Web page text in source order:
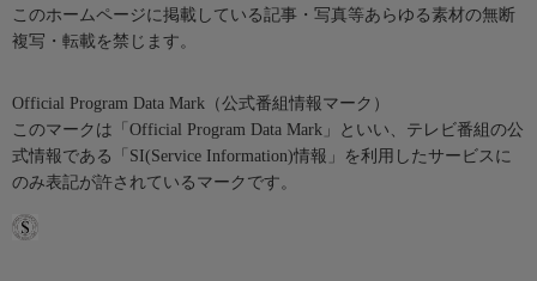
このホームページに掲載している記事・写真等あらゆる素材の無断
複写・転載を禁じます。
Official Program Data Mark（公式番組情報マーク）
このマークは「Official Program Data Mark」といい、テレビ番組の公
式情報である「SI(Service Information)情報」を利用したサービスに
のみ表記が許されているマークです。